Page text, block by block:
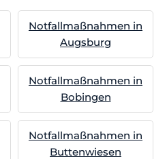
Notfallmaßnahmen in
Augsburg
Notfallmaßnahmen in
Bobingen
Notfallmaßnahmen in
Buttenwiesen